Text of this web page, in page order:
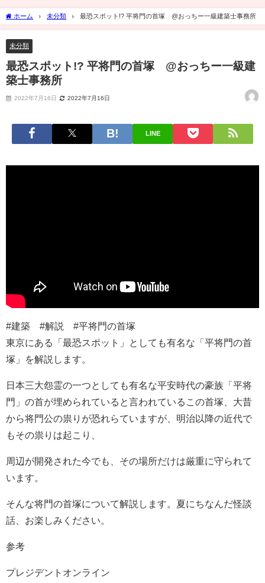
ホーム 未分類 最恐スポット!? 平将門の首塚 @おっちー一級建築士事務所
未分類
最恐スポット!? 平将門の首塚 @おっちー一級建
築士事務所
2022年7月16日 2022年7月16日
LINE
#建築 #解説 #平将門の首塚
東京にある「最恐スポット」としても有名な「平将門の首
塚」を解説します。
日本三大怨霊の一つとしても有名な平安時代の豪族「平将
門」の首が埋められていると言われているこの首塚、大昔
から将門公の祟りが恐れらていますが、明治以降の近代で
もその祟りは起こり、
周辺が開発された今でも、その場所だけは厳重に守られて
います。
そんな将門の首塚について解説します。夏にちなんだ怪談
話、お楽しみください。
参考
プレジデントオンライン